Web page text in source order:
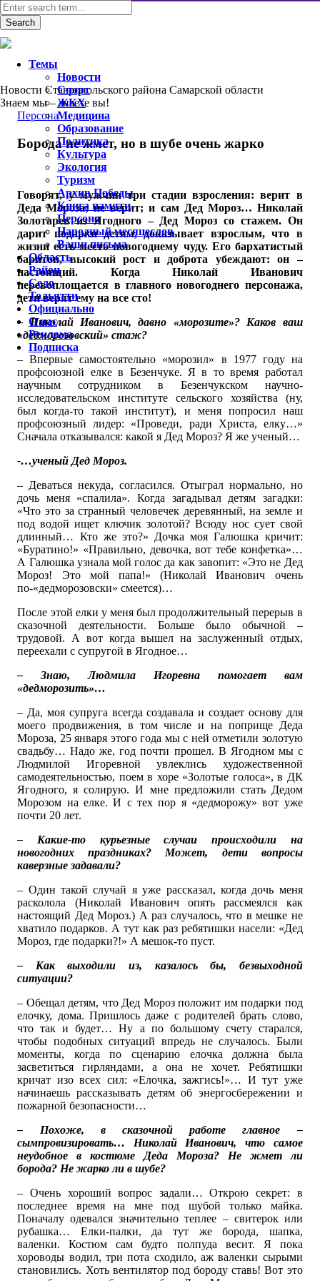
Новости Ставропольского района Самарской области
Знаем мы – знаете вы!
Персона
Борода не жмет, но в шубе очень жарко
Говорят, у мужчин три стадии взросления: верит в
Деда Мороза; не верит; и сам Дед Мороз… Николай
Золотарев из Ягодного – Дед Мороз со стажем. Он
дарит подарки детям, доказывает взрослым, что в
жизни есть место новогоднему чуду. Его бархатистый
баритон, высокий рост и доброта убеждают: он –
настоящий. Когда Николай Иванович
перевоплощается в главного новогоднего персонажа,
дети верят ему на все сто!
– Николай Иванович, давно «морозите»? Каков ваш
«дедморозовский» стаж?
– Впервые самостоятельно «морозил» в 1977 году на
профсоюзной елке в Безенчуке. Я в то время работал
научным сотрудником в Безенчукском научно-
исследовательском институте сельского хозяйства (ну,
был когда-то такой институт), и меня попросил наш
профсоюзный лидер: «Проведи, ради Христа, елку…»
Сначала отказывался: какой я Дед Мороз? Я же ученый…
-…ученый Дед Мороз.
– Деваться некуда, согласился. Отыграл нормально, но
дочь меня «спалила». Когда загадывал детям загадки:
«Что это за странный человечек деревянный, на земле и
под водой ищет ключик золотой? Всюду нос сует свой
длинный… Кто же это?» Дочка моя Галюшка кричит:
«Буратино!» «Правильно, девочка, вот тебе конфетка»…
А Галюшка узнала мой голос да как завопит: «Это не Дед
Мороз! Это мой папа!» (Николай Иванович очень
по-«дедморозовски» смеется)…
После этой елки у меня был продолжительный перерыв в
сказочной деятельности. Больше было обычной –
трудовой. А вот когда вышел на заслуженный отдых,
переехали с супругой в Ягодное…
– Знаю, Людмила Игоревна помогает вам
«дедморозить»…
– Да, моя супруга всегда создавала и создает основу для
моего продвижения, в том числе и на поприще Деда
Мороза, 25 января этого года мы с ней отметили золотую
свадьбу… Надо же, год почти прошел. В Ягодном мы с
Людмилой Игоревной увлеклись художественной
самодеятельностью, поем в хоре «Золотые голоса», в ДК
Ягодного, я солирую. И мне предложили стать Дедом
Морозом на елке. И с тех пор я «дедморожу» вот уже
почти 20 лет.
– Какие-то курьезные случаи происходили на
новогодних праздниках? Может, дети вопросы
каверзные задавали?
– Один такой случай я уже рассказал, когда дочь меня
расколола (Николай Иванович опять рассмеялся как
настоящий Дед Мороз.) А раз случалось, что в мешке не
хватило подарков. А тут как раз ребятишки насели: «Дед
Мороз, где подарки?!» А мешок-то пуст.
– Как выходили из, казалось бы, безвыходной
ситуации?
– Обещал детям, что Дед Мороз положит им подарки под
елочку, дома. Пришлось даже с родителей брать слово,
что так и будет… Ну а по большому счету старался,
чтобы подобных ситуаций впредь не случалось. Были
моменты, когда по сценарию елочка должна была
засветиться гирляндами, а она не хочет. Ребятишки
кричат изо всех сил: «Елочка, зажгись!»… И тут уже
начинаешь рассказывать детям об энергосбережении и
пожарной безопасности…
– Похоже, в сказочной работе главное –
сымпровизировать… Николай Иванович, что самое
неудобное в костюме Деда Мороза? Не жмет ли
борода? Не жарко ли в шубе?
– Очень хороший вопрос задали… Открою секрет: в
последнее время на мне под шубой только майка.
Поначалу одевался значительно теплее – свитерок или
рубашка… Елки-палки, да тут же борода, шапка,
валенки. Костюм сам будто полпуда весит. Я пока
хороводы водил, три пота сходило, аж валенки сырыми
становились. Хоть вентилятор под бороду ставь! Вот это
Темы
Новости
Спорт
ЖКХ
Медицина
Образование
Политика
Культура
Экология
Туризм
Архив Победы
Книга памяти
Персона
Народный месяцеслов
Ваши письма
Область
Район
Село
Тольятти
Официально
О нас
Реклама
Подписка